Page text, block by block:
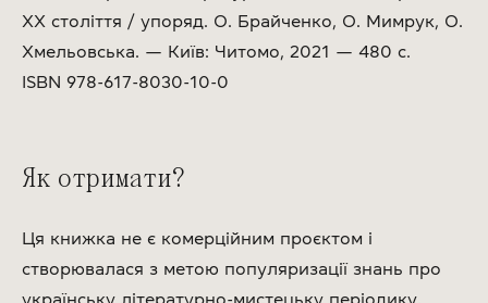
ХХ століття / упоряд. О. Брайченко, О. Мимрук, О.
Хмельовська. — Київ: Читомо, 2021 — 480 c.
ISBN 978-617-8030-10-0
Як отримати?
Ця книжка не є комерційним проєктом і
створювалася з метою популяризації знань про
українську літературно-мистецьку періодику,